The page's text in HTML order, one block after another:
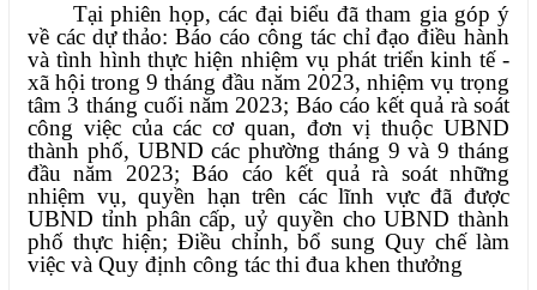
Tại phiên họp, các đại biểu đã tham gia góp ý
về các dự thảo: Báo cáo công tác chỉ đạo điều hành
và tình hình thực hiện nhiệm vụ phát triển kinh tế -
xã hội trong 9 tháng đầu năm 2023, nhiệm vụ trọng
tâm 3 tháng cuối năm 2023; Báo cáo kết quả rà soát
công việc của các cơ quan, đơn vị thuộc UBND
thành phố, UBND các phường tháng 9 và 9 tháng
đầu năm 2023; Báo cáo kết quả rà soát những
nhiệm vụ, quyền hạn trên các lĩnh vực đã được
UBND tỉnh phân cấp, uỷ quyền cho UBND thành
phố thực hiện; Điều chỉnh, bổ sung Quy chế làm
việc và Quy định công tác thi đua khen thưởng